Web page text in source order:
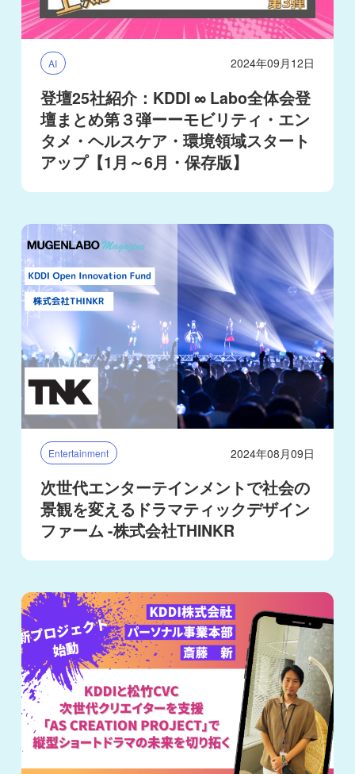
AI 2024年09月12日
登壇25社紹介：KDDI ∞ Labo全体会登
壇まとめ第３弾ーーモビリティ・エン
タメ・ヘルスケア・環境領域スタート
アップ【1月～6月・保存版】
Entertainment 2024年08月09日
次世代エンターテインメントで社会の
景観を変えるドラマティックデザイン
ファーム -株式会社THINKR